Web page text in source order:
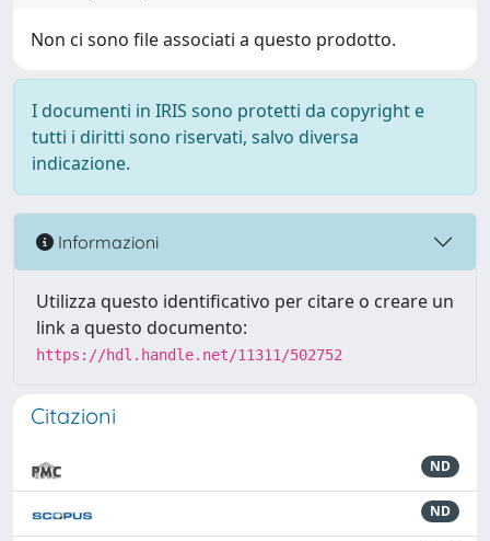
Non ci sono file associati a questo prodotto.
I documenti in IRIS sono protetti da copyright e
tutti i diritti sono riservati, salvo diversa
indicazione.
Informazioni
Utilizza questo identificativo per citare o creare un
link a questo documento:
https://hdl.handle.net/11311/502752
Citazioni
ND
ND